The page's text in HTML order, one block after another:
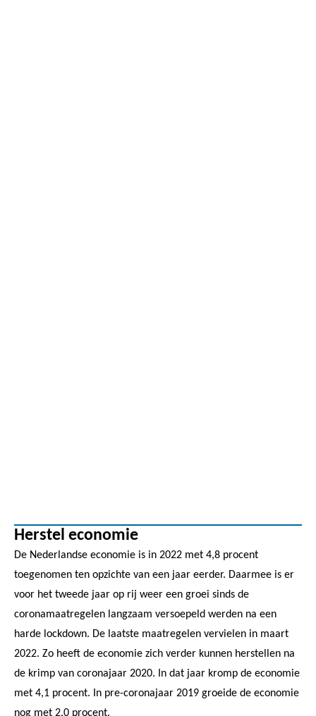
Herstel economie
De Nederlandse economie is in 2022 met 4,8 procent
toegenomen ten opzichte van een jaar eerder. Daarmee is er
voor het tweede jaar op rij weer een groei sinds de
coronamaatregelen langzaam versoepeld werden na een
harde lockdown. De laatste maatregelen vervielen in maart
2022. Zo heeft de economie zich verder kunnen herstellen na
de krimp van coronajaar 2020. In dat jaar kromp de economie
met 4,1 procent. In pre-coronajaar 2019 groeide de economie
nog met 2,0 procent.